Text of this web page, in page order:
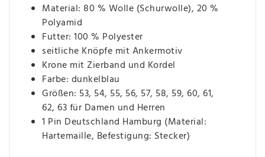
Material: 80 % Wolle (Schurwolle), 20 %
Polyamid
Futter: 100 % Polyester
seitliche Knöpfe mit Ankermotiv
Krone mit Zierband und Kordel
Farbe: dunkelblau
Größen: 53, 54, 55, 56, 57, 58, 59, 60, 61,
62, 63 für Damen und Herren
1 Pin Deutschland Hamburg (Material:
Hartemaille, Befestigung: Stecker)